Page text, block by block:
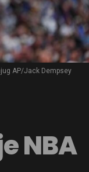
AP/Jack Dempsey
NBA